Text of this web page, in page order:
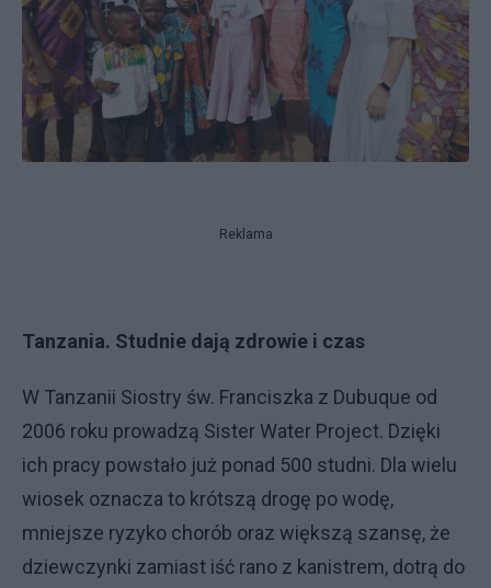
Reklama
Tanzania. Studnie dają zdrowie i czas
W Tanzanii Siostry św. Franciszka z Dubuque od
2006 roku prowadzą Sister Water Project. Dzięki
ich pracy powstało już ponad 500 studni. Dla wielu
wiosek oznacza to krótszą drogę po wodę,
mniejsze ryzyko chorób oraz większą szansę, że
dziewczynki zamiast iść rano z kanistrem, dotrą do